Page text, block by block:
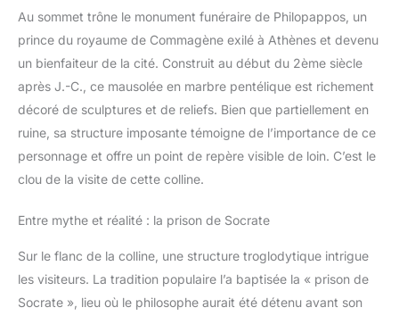
Au sommet trône le monument funéraire de Philopappos, un
prince du royaume de Commagène exilé à Athènes et devenu
un bienfaiteur de la cité. Construit au début du 2ème siècle
après J.-C., ce mausolée en marbre pentélique est richement
décoré de sculptures et de reliefs. Bien que partiellement en
ruine, sa structure imposante témoigne de l’importance de ce
personnage et offre un point de repère visible de loin. C’est le
clou de la visite de cette colline.
Entre mythe et réalité : la prison de Socrate
Sur le flanc de la colline, une structure troglodytique intrigue
les visiteurs. La tradition populaire l’a baptisée la « prison de
Socrate », lieu où le philosophe aurait été détenu avant son